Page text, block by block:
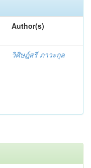
Author(s)
วิศิษฎ์สรี ภาวะกุล